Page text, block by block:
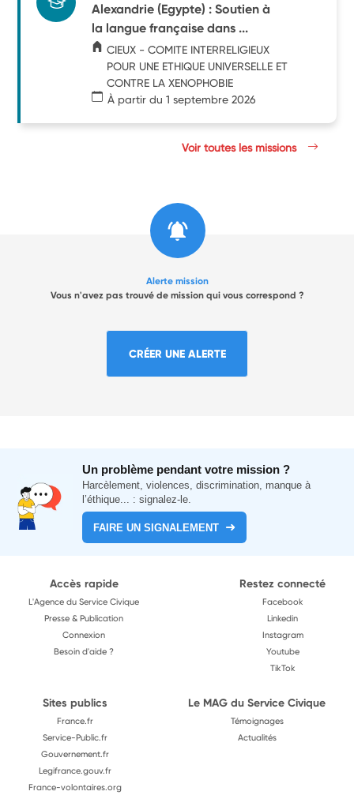
Alexandrie (Egypte) : Soutien à
la langue française dans ...
CIEUX - COMITE INTERRELIGIEUX
POUR UNE ETHIQUE UNIVERSELLE ET
CONTRE LA XENOPHOBIE
À partir du 1 septembre 2026
Voir toutes les missions
Alerte mission
Vous n'avez pas trouvé de mission qui vous correspond ?
CRÉER UNE ALERTE
Un problème pendant votre mission ?
Harcèlement, violences, discrimination, manque à
l’éthique... : signalez-le.
FAIRE UN SIGNALEMENT
Accès rapide
L'Agence du Service Civique
Presse & Publication
Connexion
Besoin d'aide ?
Restez connecté
Facebook
Linkedin
Instagram
Youtube
TikTok
Sites publics
France.fr
Service-Public.fr
Gouvernement.fr
Legifrance.gouv.fr
France-volontaires.org
Le MAG du Service Civique
Témoignages
Actualités